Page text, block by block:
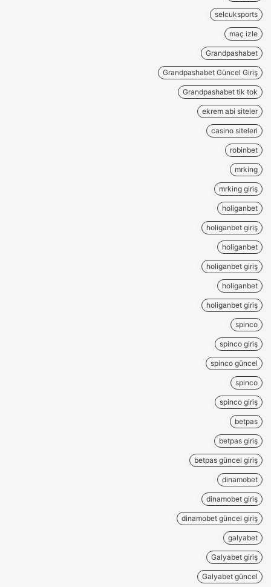
selcuksports
maç izle
Grandpashabet
Grandpashabet Güncel Giriş
Grandpashabet tik tok
ekrem abi siteler
casino siteleri
robinbet
mrking
mrking giriş
holiganbet
holiganbet giriş
holiganbet
holiganbet giriş
holiganbet
holiganbet giriş
spinco
spinco giriş
spinco güncel
spinco
spinco giriş
betpas
betpas giriş
betpas güncel giriş
dinamobet
dinamobet giriş
dinamobet güncel giriş
galyabet
Galyabet giriş
Galyabet güncel